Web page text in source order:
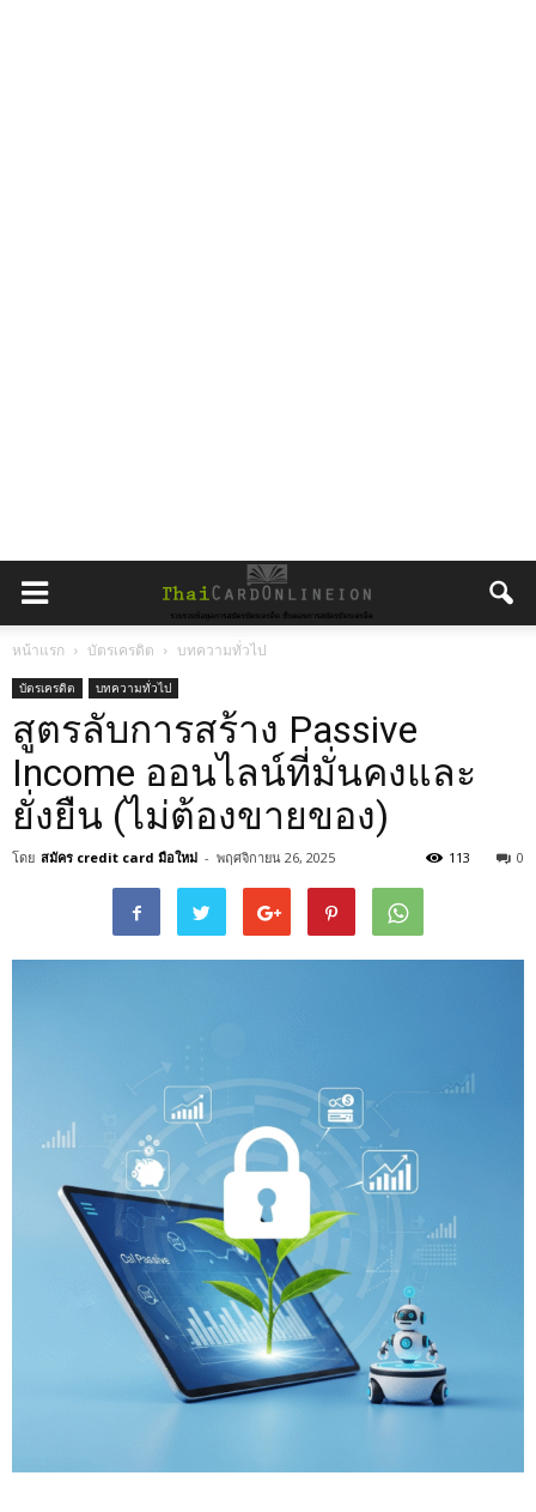
หน้าแรก บัตรเครดิต บทความทั่วไป
บัตรเครดิต บทความทั่วไป
สูตรลับการสร้าง Passive
Income ออนไลน์ที่มั่นคงและ
ยั่งยืน (ไม่ต้องขายของ)
โดย สมัคร credit card มือใหม่ - พฤศจิกายน 26, 2025 0
113